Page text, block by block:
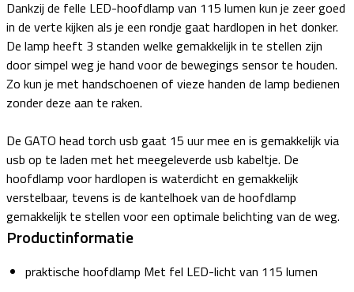
Dankzij de felle LED-hoofdlamp van 115 lumen kun je zeer goed
in de verte kijken als je een rondje gaat hardlopen in het donker.
De lamp heeft 3 standen welke gemakkelijk in te stellen zijn
door simpel weg je hand voor de bewegings sensor te houden.
Zo kun je met handschoenen of vieze handen de lamp bedienen
zonder deze aan te raken.
De GATO head torch usb gaat 15 uur mee en is gemakkelijk via
usb op te laden met het meegeleverde usb kabeltje. De
hoofdlamp voor hardlopen is waterdicht en gemakkelijk
verstelbaar, tevens is de kantelhoek van de hoofdlamp
gemakkelijk te stellen voor een optimale belichting van de weg.
Productinformatie
praktische hoofdlamp Met fel LED-licht van 115 lumen